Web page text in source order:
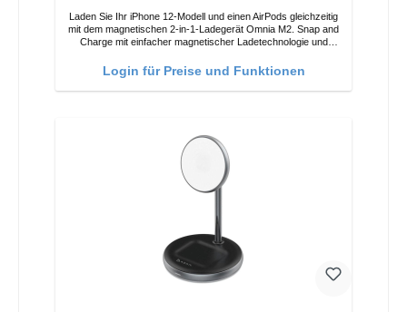
Laden Sie Ihr iPhone 12-Modell und einen AirPods gleichzeitig
mit dem magnetischen 2-in-1-Ladegerät Omnia M2. Snap and
Charge mit einfacher magnetischer Ladetechnologie und
und MagSafe-Technologie ermöglicht das Design mit
einstellbarem Ladewinkel eine einfache Anpassung der
Ladeposition für das iPhone 12 für das beste Erlebnis.
oder horizontal auf Auf Komfort ausgelegt Kabelloses Laden
Ihres kabellosen AirPods-Gehäuses mit einer maximalen
Ausgangsleistung von 5 W Intelligente Lade-LED-Anzeige
Login für Preise und Funktionen